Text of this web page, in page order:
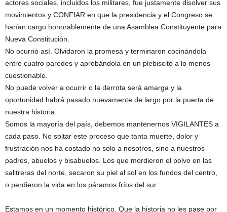
actores sociales, incluidos los militares, fue justamente disolver sus
movimientos y CONFIAR en que la presidencia y el Congreso se
harían cargo honorablemente de una Asamblea Constituyente para
Nueva Constitución.
No ocurrió así. Olvidaron la promesa y terminaron cocinándola
entre cuatro paredes y aprobándola en un plebiscito a lo menos
cuestionable.
No puede volver a ocurrir o la derrota será amarga y la
oportunidad habrá pasado nuevamente de largo por la puerta de
nuestra historia.
Somos la mayoría del país, debemos mantenernos VIGILANTES a
cada paso. No soltar este proceso que tanta muerte, dolor y
frustración nos ha costado no solo a nosotros, sino a nuestros
padres, abuelos y bisabuelos. Los que mordieron el polvo en las
salitreras del norte, secaron su piel al sol en los fundos del centro,
o perdieron la vida en los páramos fríos del sur.
Estamos en un momento histórico. Que la historia no les pase por